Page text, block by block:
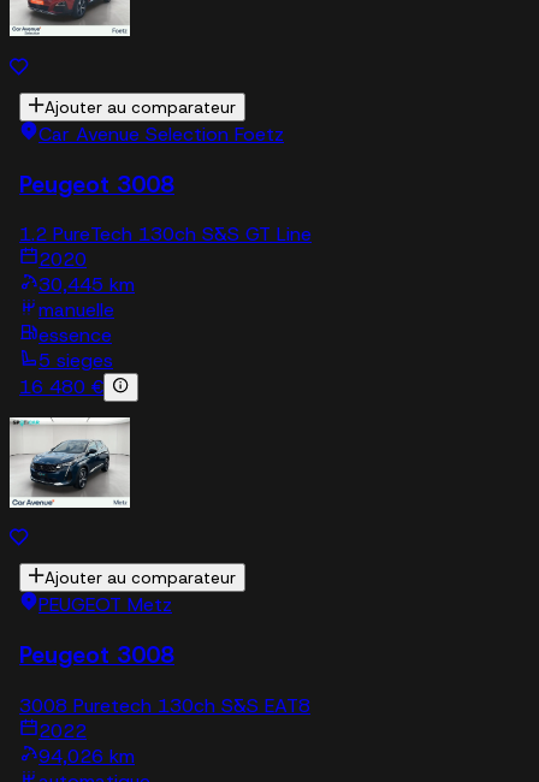
Ajouter au comparateur
Car Avenue Selection Foetz
Peugeot 3008
1.2 PureTech 130ch S&S GT Line
2020
30,445 km
manuelle
essence
5 sieges
16 480 €
Ajouter au comparateur
PEUGEOT Metz
Peugeot 3008
3008 Puretech 130ch S&S EAT8
2022
94,026 km